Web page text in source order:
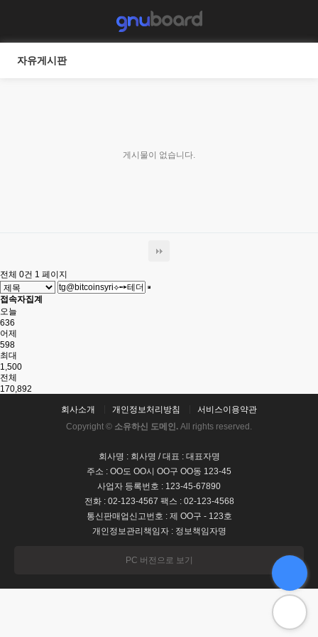
자유게시판
게시물이 없습니다.
전체 0건 1 페이지
접속자집계
오늘
636
어제
598
최대
1,500
전체
170,892
회사소개 개인정보처리방침
서비스이용약관
Copyright © 소유하신 도메인. All rights reserved.
회사명 : 회사명 / 대표 : 대표자명
주소 : OO도 OO시 OO구 OO동 123-45
사업자 등록번호 : 123-45-67890
전화 : 02-123-4567 팩스 : 02-123-4568
통신판매업신고번호 : 제 OO구 - 123호
개인정보관리책임자 : 정보책임자명
PC 버전으로 보기